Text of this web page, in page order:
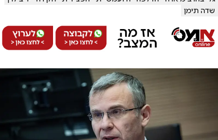
שדה תימן